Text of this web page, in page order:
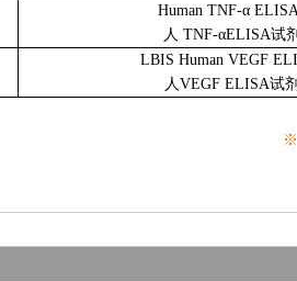
Human TNF-α
人 TNF-αELISA试
LBIS Human VEGF
人VEGF ELISA试
※